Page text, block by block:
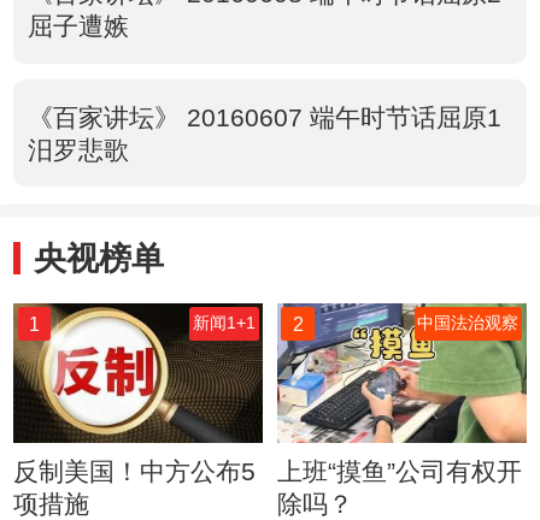
屈子遭嫉
《百家讲坛》 20160607 端午时节话屈原1
汨罗悲歌
央视榜单
1 新闻1+1
反制美国！中方公布5
项措施
2 中国法治观察
上班“摸鱼”公司有权开
除吗？